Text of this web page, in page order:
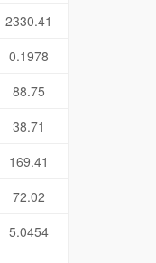
2330.41
0.1978
88.75
38.71
169.41
72.02
5.0454